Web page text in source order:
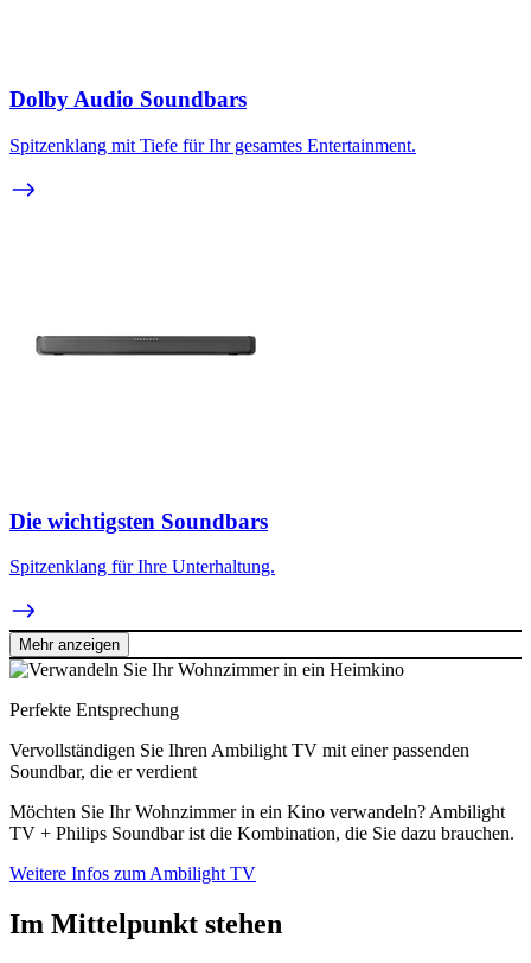
Dolby Audio Soundbars
Spitzenklang mit Tiefe für Ihr gesamtes Entertainment.
Die wichtigsten Soundbars
Spitzenklang für Ihre Unterhaltung.
Mehr anzeigen
Perfekte Entsprechung
Vervollständigen Sie Ihren Ambilight TV mit einer passenden
Soundbar, die er verdient
Möchten Sie Ihr Wohnzimmer in ein Kino verwandeln? Ambilight
TV + Philips Soundbar ist die Kombination, die Sie dazu brauchen.
Weitere Infos zum Ambilight TV
Im Mittelpunkt stehen